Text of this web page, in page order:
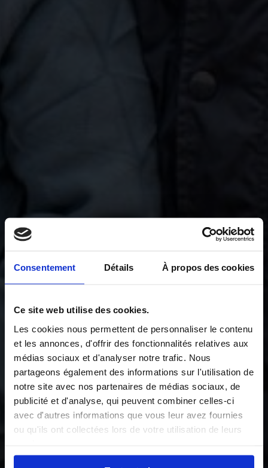
Consentement Détails À propos des cookies
Ce site web utilise des cookies.
Les cookies nous permettent de personnaliser le contenu
et les annonces, d'offrir des fonctionnalités relatives aux
médias sociaux et d'analyser notre trafic. Nous
partageons également des informations sur l'utilisation de
notre site avec nos partenaires de médias sociaux, de
publicité et d'analyse, qui peuvent combiner celles-ci
avec d'autres informations que vous leur avez fournies
ou qu'ils ont collectées lors de votre utilisation de leurs